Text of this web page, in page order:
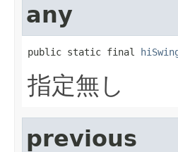
any
public static final
指定無し
previous